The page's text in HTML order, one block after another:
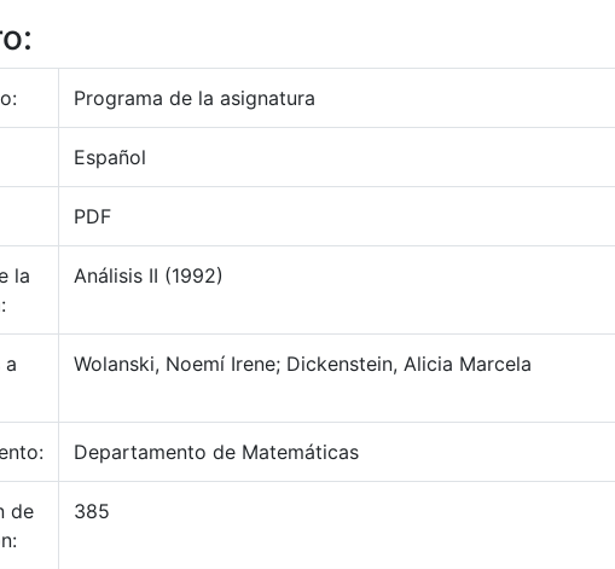
Programa de la asignatura
Español
PDF
la
Análisis II (1992)
a
Wolanski, Noemí Irene; Dickenstein, Alicia Marcela
Departamento de Matemáticas
de
385